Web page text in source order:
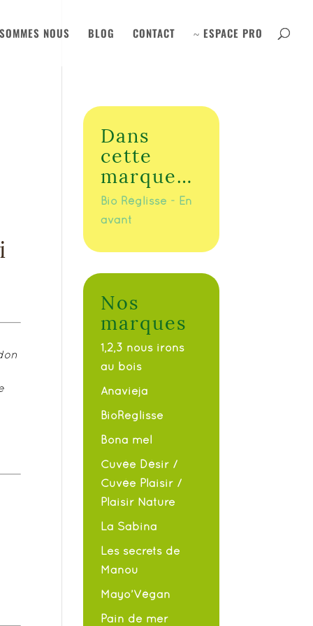
NOUS BLOG CONTACT ~ ESPACE PRO
Dans
cette
marque…
Bio Réglisse - En
avant
Nos
marques
1,2,3 nous irons
au bois
Anavieja
BioReglisse
Bona mel
Cuvée Désir /
Cuvée Plaisir /
Plaisir Nature
La Sabina
Les secrets de
Manou
Mayo’Végan
Pain de mer